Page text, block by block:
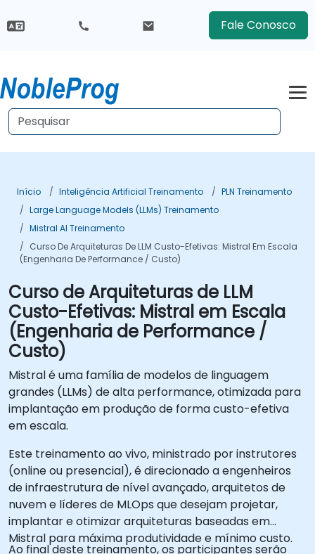
Fale Conosco
Início Inteligência Artificial Treinamento
PLN Treinamento
Large Language Models (LLMs) Treinamento
Mistral AI Treinamento
Curso De Arquiteturas De LLM Custo-Efetivas: Mistral Em Escala
(Engenharia De Performance / Custo)
Curso de Arquiteturas de LLM
Custo-Efetivas: Mistral em Escala
(Engenharia de Performance /
Custo)
Mistral é uma família de modelos de linguagem
grandes (LLMs) de alta performance, otimizada para
implantação em produção de forma custo-efetiva
em escala.
Este treinamento ao vivo, ministrado por instrutores
(online ou presencial), é direcionado a engenheiros
de infraestrutura de nível avançado, arquitetos de
nuvem e líderes de MLOps que desejam projetar,
implantar e otimizar arquiteturas baseadas em
Mistral para máxima produtividade e mínimo custo.
Ao final deste treinamento, os participantes serão